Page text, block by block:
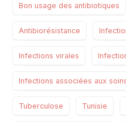
Bon usage des antibiotiques
Antibiorésistance
Infections virales
Infections associées aux
Tuberculose Tunisie